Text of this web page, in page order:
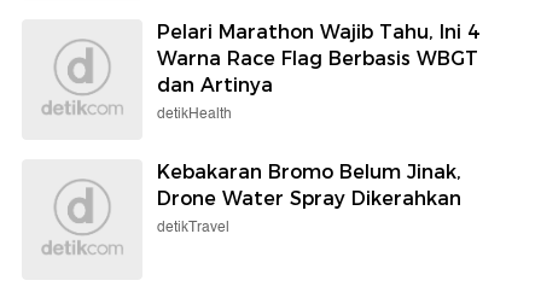
Pelari Marathon Wajib Tahu, Ini 4
Warna Race Flag Berbasis WBGT
dan Artinya
detikHealth
Kebakaran Bromo Belum Jinak,
Drone Water Spray Dikerahkan
detikTravel